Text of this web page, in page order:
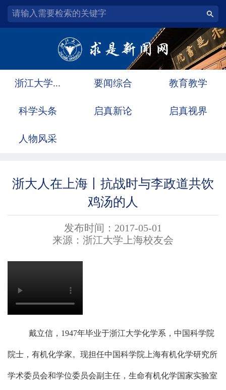
浙江大学... 要闻综合 教育教学
科学头条 启真新论 启真视界
人物风采
浙大人在上海丨抗战时与李政道共饮
鸡汤的人
发布时间：2017-05-01
来源：浙江大学上海校友会
戴立信， 1947年毕业于浙江大学化学系，中国科学院
院士，有机化学家。现担任中国科学院上海有机化学研究所
学术委员会和学位委员会副主任，生命有机化学国家实验室